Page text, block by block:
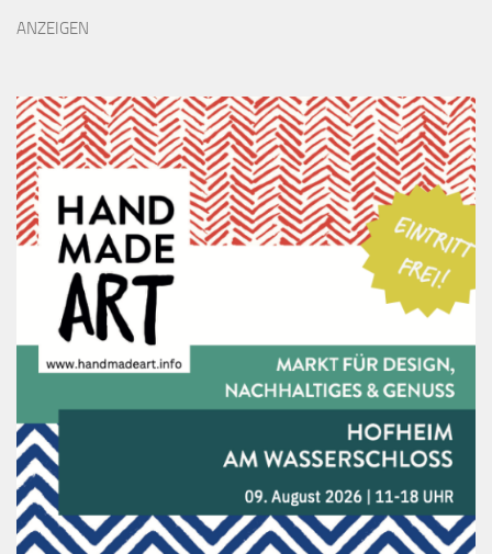
ANZEIGEN